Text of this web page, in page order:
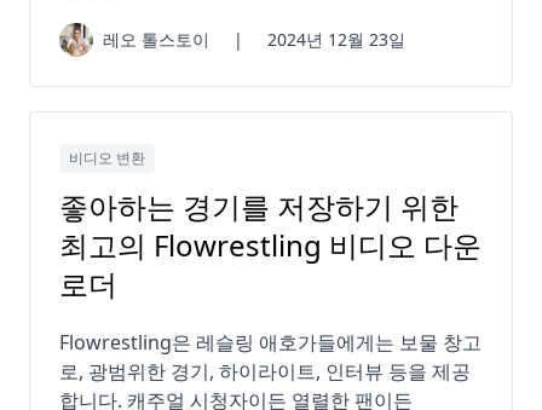
레오 톨스토이 | 2024년 12월 23일
비디오 변환
좋아하는 경기를 저장하기 위한
최고의 Flowrestling 비디오 다운
로더
Flowrestling은 레슬링 애호가들에게는 보물 창고
로, 광범위한 경기, 하이라이트, 인터뷰 등을 제공
합니다. 캐주얼 시청자이든 열렬한 팬이든